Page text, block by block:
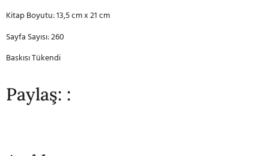
Kitap Boyutu: 13,5 cm x 21 cm
Sayfa Sayısı: 260
Baskısı Tükendi
Paylaş: :